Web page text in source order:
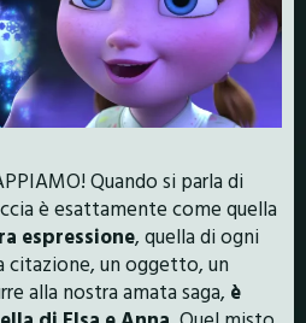
Quando si parla di
è esattamente come quella
espressione, quella di ogni
citazione, un oggetto, un
alla nostra amata saga, è